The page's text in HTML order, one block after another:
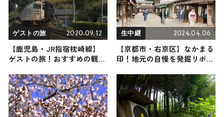
ゲストの旅 2020.09.12
【鹿児島・JR指宿枕崎線】
ゲストの旅！おすすめの観
生中継 2024.04.06
【京都市・右京区】なかまる
印！地元の自慢を発掘リポー